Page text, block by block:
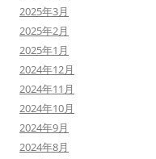
2025年3月
2025年2月
2025年1月
2024年12月
2024年11月
2024年10月
2024年9月
2024年8月